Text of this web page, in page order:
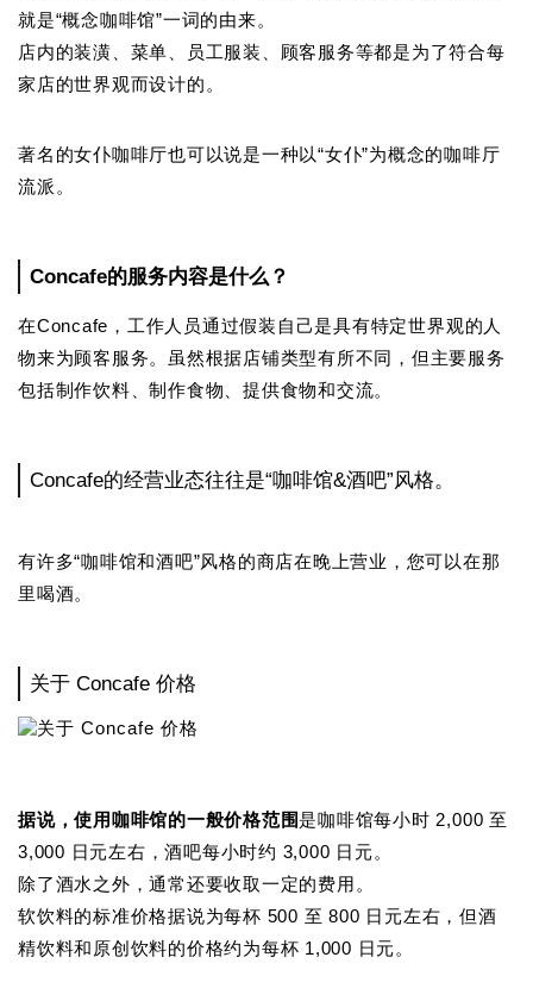
就是“概念咖啡馆”一词的由来。
店内的装潢、菜单、员工服装、顾客服务等都是为了符合每
家店的世界观而设计的。
著名的女仆咖啡厅也可以说是一种以“女仆”为概念的咖啡厅
流派。
Concafe的服务内容是什么？
在Concafe，工作人员通过假装自己是具有特定世界观的人
物来为顾客服务。虽然根据店铺类型有所不同，但主要服务
包括制作饮料、制作食物、提供食物和交流。
Concafe的经营业态往往是“咖啡馆&酒吧”风格。
有许多“咖啡馆和酒吧”风格的商店在晚上营业，您可以在那
里喝酒。
关于 Concafe 价格
据说，使用咖啡馆的一般价格范围是咖啡馆每小时 2,000 至
3,000 日元左右，酒吧每小时约 3,000 日元。
除了酒水之外，通常还要收取一定的费用。
软饮料的标准价格据说为每杯 500 至 800 日元左右，但酒
精饮料和原创饮料的价格约为每杯 1,000 日元。